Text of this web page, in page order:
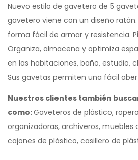
Nuevo estilo de gavetero de 5
gavetero viene con un diseño
forma fácil de armar y resistencia.
Organiza, almacena y optimiza
en las habitaciones, baño, estudio,
Sus gavetas permiten una fácil
Nuestros clientes también
como:Gaveteros de plástico,
organizadoras, archiveros, muebles
cajones de plástico, casillero de